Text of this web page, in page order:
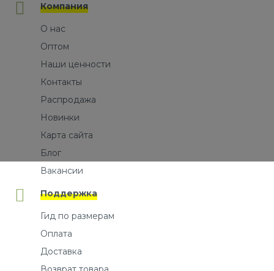
Компания
О нас
Оптом
Наши ценности
Контакты
Распродажа
Новинки
Карта сайта
Блог
Вакансии
Поддержка
Гид по размерам
Оплата
Доставка